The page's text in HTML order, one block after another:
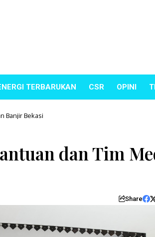
TERBARUKAN CSR OPINI
Banjir Bekasi
dan Tim
Share